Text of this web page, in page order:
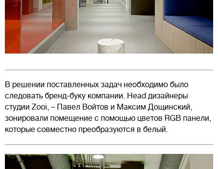
В решении поставленных задач необходимо было
следовать бренд-буку компании. Head дизайнеры
студии Zooi, – Павел Войтов и Максим Дощинский,
зонировали помещение с помощью цветов RGB панели,
которые совместно преобразуются в белый.